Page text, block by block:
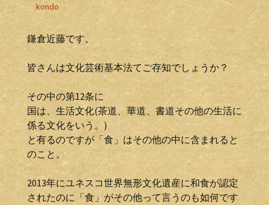
kondo
鎌倉近藤です。
皆さんは文化芸術基本法てご存知でしょうか？
その中の第12条に
国は、生活文化(茶道、華道、書道その他の生活に
係る文化をいう。)
と有るのですが「食」はその他の中に含まれると
のこと。
2013年にユネスコ世界無形文化遺産に和食が認定
されたのに「食」がその他って言うのも如何です